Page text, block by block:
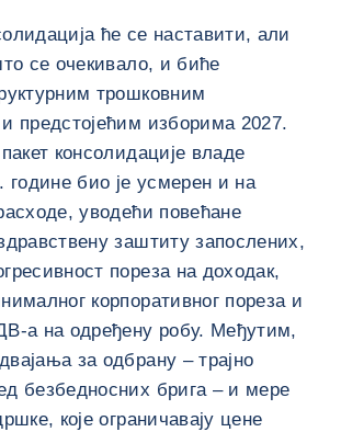
ће се наставити, али
се очекивало, и биће
трошковним
предстојећим изборима 2027.
консолидације владе
године био је усмерен и на
уводећи повећане
заштиту запослених,
пореза на доходак,
корпоративног пореза и
а на одређену робу. Међутим,
за одбрану – трајно
безбедносних брига – и мере
које ограничавају цене